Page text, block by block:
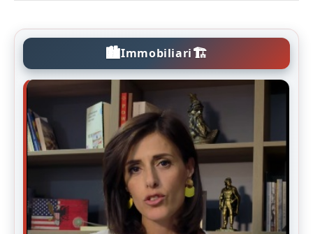
🏙️Immobiliari🏗️